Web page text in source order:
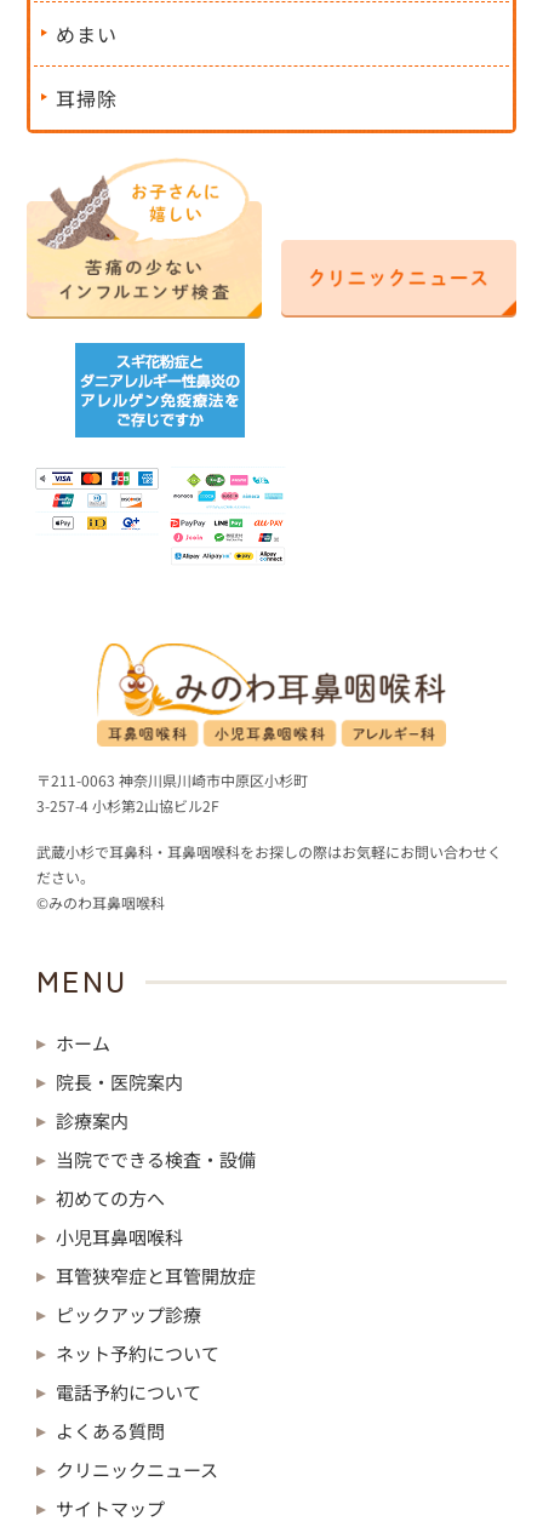
めまい
耳掃除
〒211-0063 神奈川県川崎市中原区小杉町
3-257-4 小杉第2山協ビル2F
武蔵小杉で耳鼻科・耳鼻咽喉科をお探しの際はお気軽にお問い合わせく
ださい。
©みのわ耳鼻咽喉科
MENU
ホーム
院長・医院案内
診療案内
当院でできる検査・設備
初めての方へ
小児耳鼻咽喉科
耳管狭窄症と耳管開放症
ピックアップ診療
ネット予約について
電話予約について
よくある質問
クリニックニュース
サイトマップ